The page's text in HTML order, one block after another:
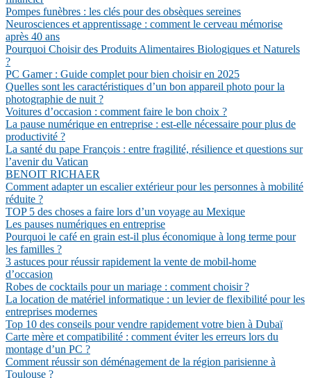
Pompes funèbres : les clés pour des obsèques sereines
Neurosciences et apprentissage : comment le cerveau mémorise
après 40 ans
Pourquoi Choisir des Produits Alimentaires Biologiques et Naturels
?
PC Gamer : Guide complet pour bien choisir en 2025
Quelles sont les caractéristiques d’un bon appareil photo pour la
photographie de nuit ?
Voitures d’occasion : comment faire le bon choix ?
La pause numérique en entreprise : est-elle nécessaire pour plus de
productivité ?
La santé du pape François : entre fragilité, résilience et questions sur
l’avenir du Vatican
BENOIT RICHAER
Comment adapter un escalier extérieur pour les personnes à mobilité
réduite ?
TOP 5 des choses a faire lors d’un voyage au Mexique
Les pauses numériques en entreprise
Pourquoi le café en grain est-il plus économique à long terme pour
les familles ?
3 astuces pour réussir rapidement la vente de mobil-home
d’occasion
Robes de cocktails pour un mariage : comment choisir ?
La location de matériel informatique : un levier de flexibilité pour les
entreprises modernes
Top 10 des conseils pour vendre rapidement votre bien à Dubaï
Carte mère et compatibilité : comment éviter les erreurs lors du
montage d’un PC ?
Comment réussir son déménagement de la région parisienne à
Toulouse ?